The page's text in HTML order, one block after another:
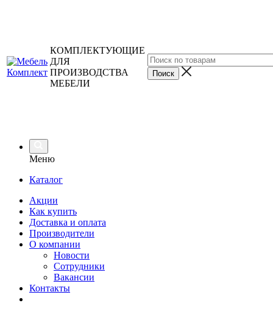
КОМПЛЕКТУЮЩИЕ
ДЛЯ
ПРОИЗВОДСТВА
МЕБЕЛИ
Меню
Каталог
Акции
Как купить
Доставка и оплата
Производители
О компании
Новости
Сотрудники
Вакансии
Контакты